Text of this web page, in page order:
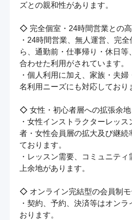
ズとの親和性があります。
◇ 完全個室・24時間営業との
・24時間営業、無人運営、完
ら、通勤前・仕事帰り・休日等
合わせた利用がされています。
・個人利用に加え、家族・夫
名利用ニーズにも対応しており
◇ 女性・初心者層への拡張余地
・女性インストラクターレッ
者・女性会員層の拡大及び継続
ております。
・レッスン需要、コミュニテ
上余地があります。
◇ オンライン完結型の会員制
・契約、予約、決済等はオン
おります。